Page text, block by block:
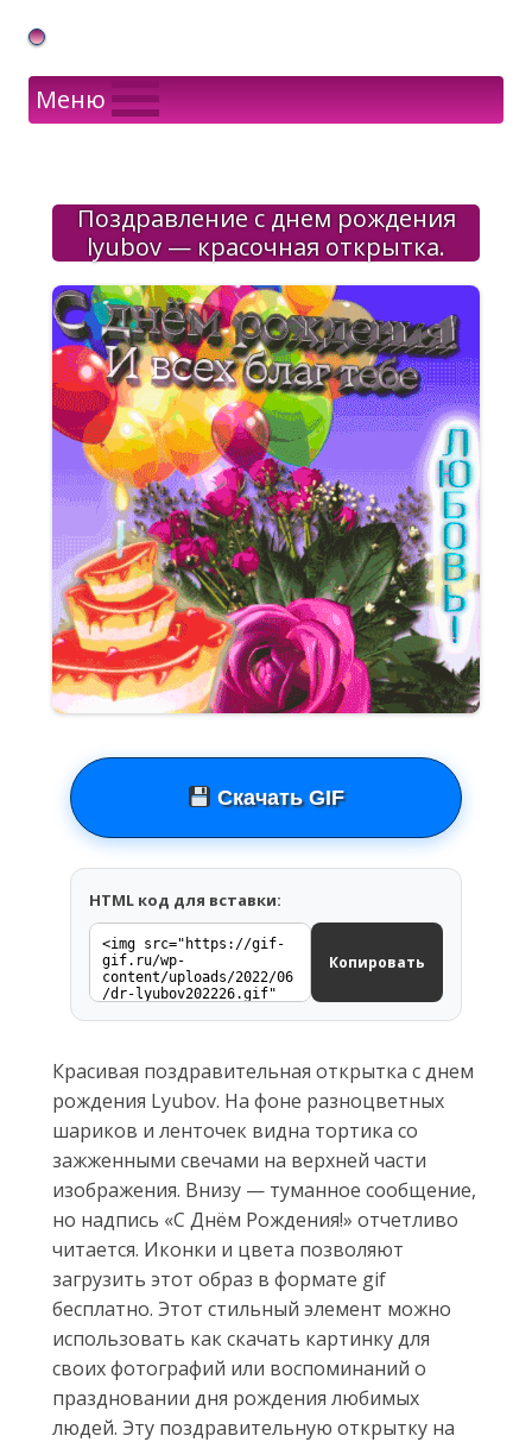
Gif Открытки в подарок
Меню
Поздравление с днем рождения
lyubov — красочная открытка.
Скачать GIF
HTML код для вставки:
Копировать
Красивая поздравительная открытка с днем
рождения Lyubov. На фоне разноцветных
шариков и ленточек видна тортика со
зажженными свечами на верхней части
изображения. Внизу — туманное сообщение,
но надпись «С Днём Рождения!» отчетливо
читается. Иконки и цвета позволяют
загрузить этот образ в формате gif
бесплатно. Этот стильный элемент можно
использовать как скачать картинку для
своих фотографий или воспоминаний о
праздновании дня рождения любимых
людей. Эту поздравительную открытку на